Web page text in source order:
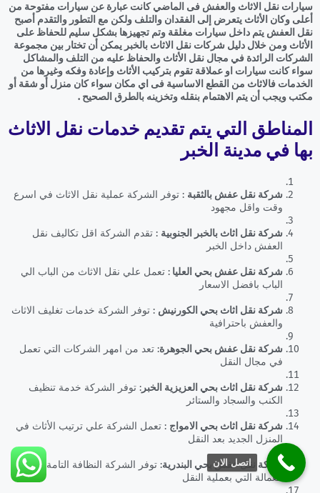
سيارات نقل الاثاث والعفش فى الماضي كانت عبارة عن سيارات مفتوحة من
أعلى وكان الأثاث يتعرض إلى الفقدان والتلف ولكن مع التطور والتقدم أصبح
نقل العفش يتم داخل سيارات مغلقة وتم تجهيزها بشكل سليم للحفاظ على
الأثاث ومن خلال دليل شركات نقل الاثاث بالخبر يمكن أن تختار بين مجموعة
الشركات الرائدة في مجال نقل الأثاث والحفاظ عليه من التلف والمشاكل
سواء كانت سيارات او عملاقة تقوم بتركيب الأثاث وإعادة وفكه وغيرها من
الخدمات فالاثاث من القطع الاساسية فى اي مكان سواء كان منزل أو شقة أو
مكتب ويجب أن يتم الاهتمام بنقله وتخزينه بالطرق الصحيح .
المناطق التي يتم تقديم خدمات نقل الاثاث
بها في مدينة الخبر
شركة نقل عفش بالثقبة : توفر الشركة عملية نقل الاثاث في اسرع
وقت واقل مجهود
شركة نقل اثاث بالخبر الجنوبية : تقدم الشركة اقل تكاليف نقل
العفش داخل الخبر
شركة نقل عفش بحي العليا : تعمل علي نقل الاثاث من الباب الي
الباب بافضل الاسعار
شركة نقل اثاث بحي الكورنيش : توفر الشركة خدمات تغليف الاثاث
والعفش باحترافية
شركة نقل عفش بحي الجوهرة: تعد من امهر الشركات التي تعمل
في مجال النقل
شركة نقل اثاث بحي العزيزية الخبر : توفر الشركة خدمة تنظيف
الكنب والسجاد والستائر
شركة نقل اثاث بحي الامواج : تعمل الشركة علي ترتيب الأثاث في
المنزل الجديد بعد النقل
شركة نقل عفش بحي البندرية: توفر الشركة النظافة التامة في
العمالة التي بعملية النقل
اتصل الان